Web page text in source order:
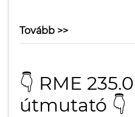
Tovább >>
👇 RME
útmutató 👇